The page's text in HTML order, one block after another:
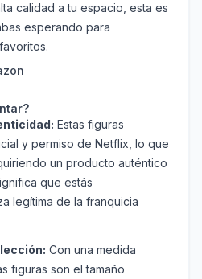
calidad a tu espacio, esta es
esperando para
Estas figuras
y permiso de Netflix, lo que
un producto auténtico
que estás
legítima de la franquicia
Con una medida
figuras son el tamaño